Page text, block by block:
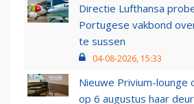
Directie Lufthansa
Portugese vakbond
te sussen
04-08-2026, 15:33
Nieuwe Privium-lounge
op 6 augustus haar